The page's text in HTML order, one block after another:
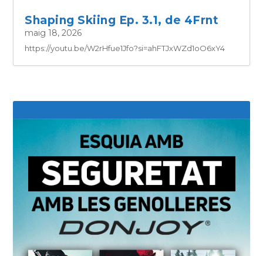
Shaping Skiing Ep. 3.1, de 4Frnt
maig 18, 2026
https://youtu.be/W2rHfue1Jfo?si=ahFTJxWZd1oO6xY4